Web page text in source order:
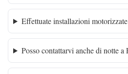
Effettuate installazioni
Posso contattarvi anche di notte a